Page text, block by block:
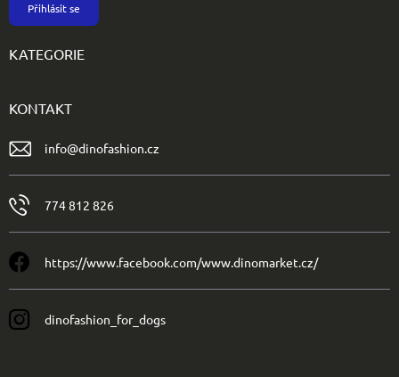
Přihlásit se
KATEGORIE
KONTAKT
info@dinofashion.cz
774 812 826
https://www.facebook.com/www.dinomarket.cz/
dinofashion_for_dogs